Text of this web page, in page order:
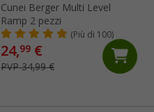
Cunei Berger Multi Level
Ramp 2 pezzi
(Più di 100)
24,99 €
PVP 34,99 €